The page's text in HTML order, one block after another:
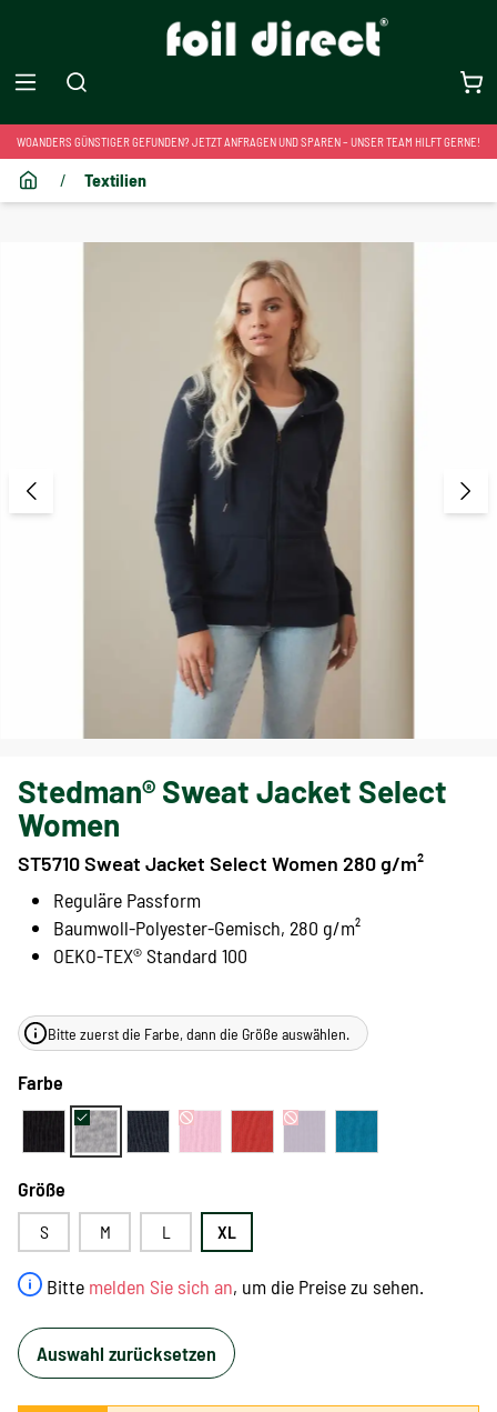
WOANDERS GÜNSTIGER GEFUNDEN? JETZT ANFRAGEN UND SPAREN – UNSER TEAM HILFT GERNE!
/ Textilien
Stedman® Sweat Jacket Select
Women
ST5710 Sweat Jacket Select Women 280 g/m²
Reguläre Passform
Baumwoll-Polyester-Gemisch, 280 g/m²
OEKO-TEX® Standard 100
Bitte melden Sie sich an, um die Preise zu sehen.
Bitte zuerst die Farbe, dann die Größe auswählen.
Farbe
Größe
S M L XL
Auswahl zurücksetzen